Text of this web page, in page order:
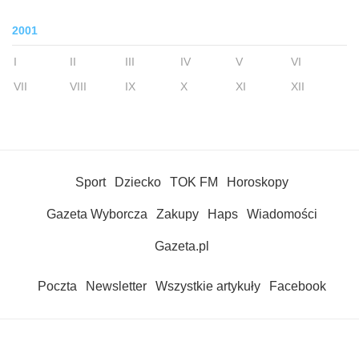
2001
I II III IV V
VI
VII
VIII IX X XI XII
Sport Dziecko TOK FM Horoskopy
Gazeta Wyborcza Zakupy Haps Wiadomości
Gazeta.pl
Poczta Newsletter Wszystkie artykuły Facebook